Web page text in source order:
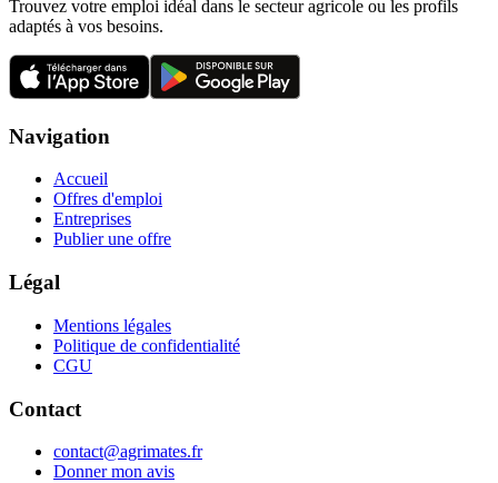
Trouvez votre emploi idéal dans le secteur agricole ou les profils
adaptés à vos besoins.
Navigation
Accueil
Offres d'emploi
Entreprises
Publier une offre
Légal
Mentions légales
Politique de confidentialité
CGU
Contact
contact@agrimates.fr
Donner mon avis